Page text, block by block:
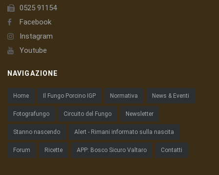
0525 91154
Facebook
Instagram
Youtube
NAVIGAZIONE
Home Il Fungo Porcino IGP Normativa News & Eventi
Fotografungo Circuito del Fungo Newsletter
Stanno nascendo Alert - Rimani informato sulla nascita
Forum Ricette APP: Bosco Sicuro Valtaro Contatti